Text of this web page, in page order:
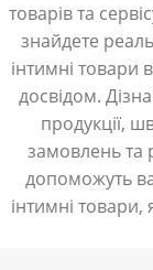
товарів та
знайдете
інтимні товари
досвідом.
продукції,
замовлень та
допоможуть
інтимні товари,